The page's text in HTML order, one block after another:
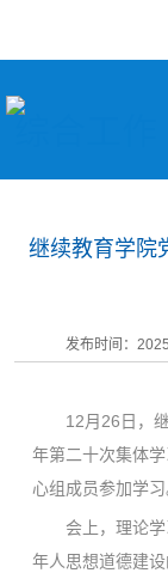
继续教育学院
发布时间：
12月26日，
年第二十次集体
心组成员参加学习
会上，理论
年人思想道德建